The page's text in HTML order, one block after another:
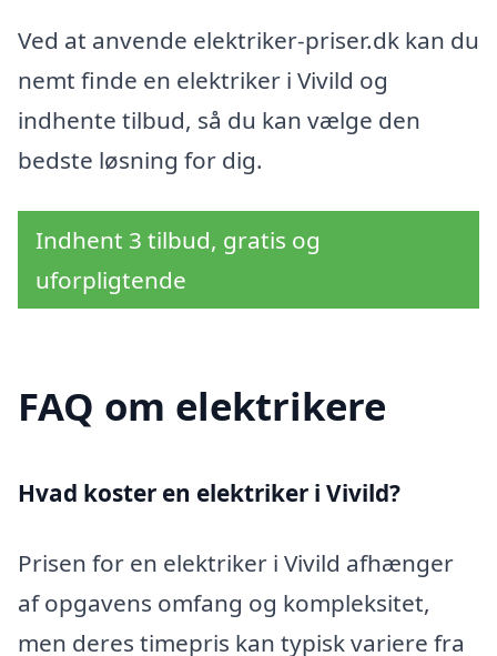
Ved at anvende elektriker-priser.dk kan du
nemt finde en elektriker i Vivild og
indhente tilbud, så du kan vælge den
bedste løsning for dig.
Indhent 3 tilbud, gratis og
uforpligtende
FAQ om elektrikere
Hvad koster en elektriker i Vivild?
Prisen for en elektriker i Vivild afhænger
af opgavens omfang og kompleksitet,
men deres timepris kan typisk variere fra